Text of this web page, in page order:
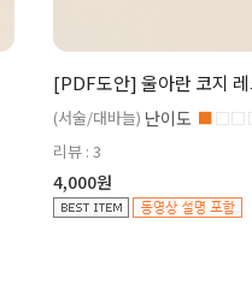
[PDF도안] 울아란 코지
(서술/대바늘) 난이도 ■
리뷰 : 3
4,000원